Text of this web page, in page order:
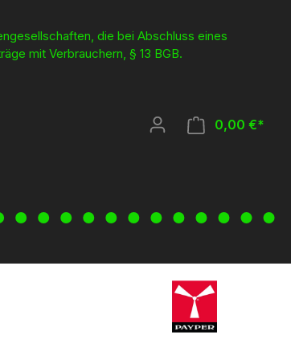
die bei Abschluss eines
mit Verbrauchern, § 13 BGB.
0,00 €*